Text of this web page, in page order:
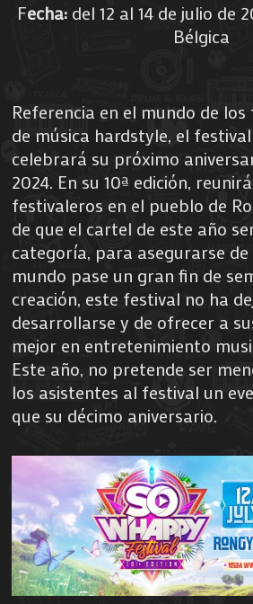
Fecha: del 12 al 14 de julio de
Bélgica
Referencia en el mundo de
de música hardstyle, el festival
celebrará su próximo
2024. En su 10ª edición,
festivaleros en el pueblo de
de que el cartel de este año
categoría, para asegurarse
mundo pase un gran fin de
creación, este festival no ha
desarrollarse y de ofrecer a
mejor en entretenimiento
Este año, no pretende ser
los asistentes al festival un
que su décimo aniversario.